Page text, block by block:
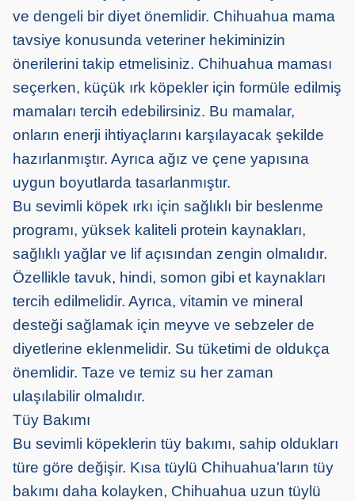
ve dengeli bir diyet önemlidir. Chihuahua mama
tavsiye konusunda veteriner hekiminizin
önerilerini takip etmelisiniz. Chihuahua maması
seçerken, küçük ırk köpekler için formüle edilmiş
mamaları tercih edebilirsiniz. Bu mamalar,
onların enerji ihtiyaçlarını karşılayacak şekilde
hazırlanmıştır. Ayrıca ağız ve çene yapısına
uygun boyutlarda tasarlanmıştır.
Bu sevimli köpek ırkı için sağlıklı bir beslenme
programı, yüksek kaliteli protein kaynakları,
sağlıklı yağlar ve lif açısından zengin olmalıdır.
Özellikle tavuk, hindi, somon gibi et kaynakları
tercih edilmelidir. Ayrıca, vitamin ve mineral
desteği sağlamak için meyve ve sebzeler de
diyetlerine eklenmelidir. Su tüketimi de oldukça
önemlidir. Taze ve temiz su her zaman
ulaşılabilir olmalıdır.
Tüy Bakımı
Bu sevimli köpeklerin tüy bakımı, sahip oldukları
türe göre değişir. Kısa tüylü Chihuahua'ların tüy
bakımı daha kolayken, Chihuahua uzun tüylü